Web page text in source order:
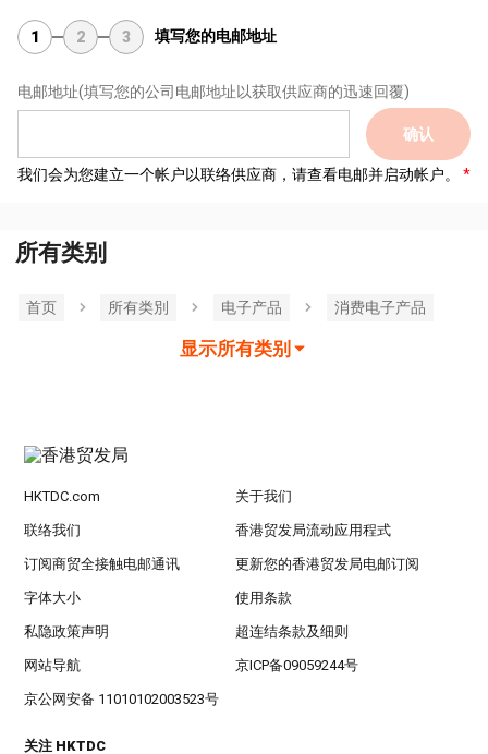
1 2 3 填写您的电邮地址
电邮地址(填写您的公司电邮地址以获取供应商的迅速回覆)
确认
我们会为您建立一个帐户以联络供应商，请查看电邮并启动帐户。
所有类别
首页 所有类別 电子产品 消费电子产品
显示所有类别
HKTDC.com 关于我们
联络我们 香港贸发局流动应用程式
订阅商贸全接触电邮通讯 更新您的香港贸发局电邮订阅
字体大小 使用条款
私隐政策声明 超连结条款及细则
网站导航 京ICP备09059244号
京公网安备 11010102003523号
关注 HKTDC